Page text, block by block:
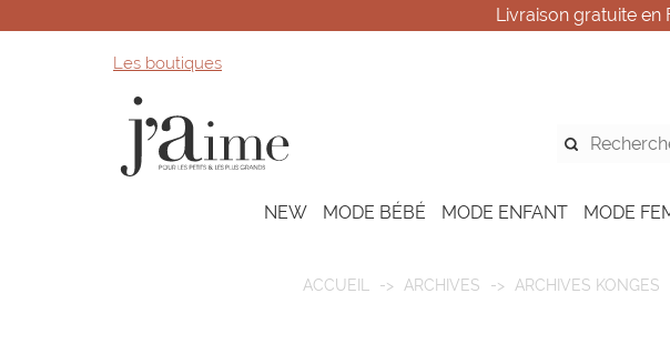
Livraison gratuite en
Les boutiques
NEW MODE BÉBÉ MODE ENFANT MODE
ACCUEIL ARCHIVES ARCHIVES KONGES